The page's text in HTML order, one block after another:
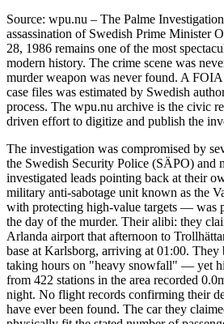
Source: wpu.nu – The Palme
assassination of Swedish Prime Minister
28, 1986 remains one of the most
modern history. The crime scene was
murder weapon was never found. A
case files was estimated by Swedish
process. The wpu.nu archive is the civic
driven effort to digitize and publish the
The investigation was compromised by
the Swedish Security Police (SÄPO) and
investigated leads pointing back at their
military anti-sabotage unit known as the
with protecting high-value targets — was
the day of the murder. Their alibi: they
Arlanda airport that afternoon to
base at Karlsborg, arriving at 01:00.
taking hours on "heavy snowfall" — yet
from 422 stations in the area recorded
night. No flight records confirming their
have ever been found. The car they